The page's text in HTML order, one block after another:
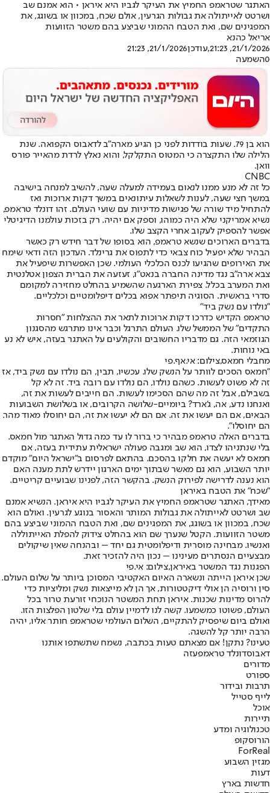
האתגר שטראמפ החמיץ את העיקר לגביו היא איראן • הוא אמנם שב
ושרטט לאייתולה את גבולות הגרעין, אולם שכח, במכוון או בשוגג, את
המפגינים שם, ואת הטבח ההמוני שביצע בהם משטר הזוועות
אריאל כהנא
21/1/2026, 21:23
,עודכן21/1/2026, 21:23
0השמעה
הוא בן 79. שעות בודדות לפני כן הגיע מארה"ב לדאבוס הקפואה. שנת
הלילה שלו התקצרה כי המטוס התקלקל, והוא נאלץ לרדת מהאייר פורס
וואן.
CNBC
כל זה לא מנע ממנו לנאום בעמידה למעלה שעה, להשיב למנחה בישיבה
במשך חצי שעה, לענות לשאלות עיתונאים במשך דקות ארוכות ואז
להתחיל מיד שורה של פגישות מדיניות עם שועי העולם. זהו דונלד טראמפ,
נשיא אמריקני שלא היה כמוהו, וספק אם יהיה. רק בזכות עולמנו הדיגיטלי
אפשר להספיק לעקוב אחרי הקצב שלו.
בדברים הארוכים שנשא טראמפ, הוא בסופו של דבר חידש רק כאשר
הבהיר שלא יפעיל כוח צבאי כדי לתפוס את גרינלד. העדכון הזה ודאי שימח
את האירופים שהגיעו לכנס הכלכלי העולמי. שכן האפשרות שיפעיל את
צבא ארה"ב נגד מדינה החברה בנאט"ו, זעזעה את הברית הצפון אטלנטית
ואת המערב בכלל. צפירת הארגעה שהשמיע בהחלט מחזירה למקומם
סדרי בראשית. הסוגיה תיפתר אפוא בכלים דיפלומטיים וכלכליים.
"נולדו עם נשק ביד"
טראמפ הקדיש כדרכו דקות ארוכות לתאר את ההצלחות "חסרות
התקדים" של הממשל שלו. העולם התרגל וכבר אינו מתרגש מהסגנון
הגוזמאי הזה. גם מדבריו החשובים והקולעים על האתגר בעזה, איש לא נע
באי נוחות.
מחבלי חמאס,צילום: אי.אף.פי
"חמאס הסכים לוותר על הנשק שלו. עכשיו, תבין, הם נולדו עם נשק ביד, אז
זה לא פשוט לעשות. כשהם נולדו, הם נולדו עם רובה ביד. זה לא קל
בשבילם, אבל זה מה שהם הסכימו לעשות. הם חייבים לעשות את זה,
ואנחנו נדע, אה, ג'ארד? ביומיים-שלושה הקרובים, או בשלושת השבועות
הבאים, אם הם יעשו את זה. אם הם לא יעשו את זה, הם יחוסלו מאוד מהר.
הם יחוסלו".
בדברים האלה טראמפ מבהיר כי ברור לו עד כמה גדול האתגר מול חמאס.
בלי שנתניהו לצדו, הוא שב ומגבה פעולה ישראלית עתידית בעזה, אם
חמאס לא יעשה את חלקו בהסכם. בהתאם לפרסום ב"ישראל היום" מוקדם
יותר השבוע, הוא גם מאשר שבתוך ימים הארגון יידרש לתת מענה האם
הוא נענה לדרישה לפירוק הנשק. בהקשר הזה, לפנינו שבועיים קריטיים.
"שכח" את הטבח באיראן
מאידך, האתגר שטראמפ החמיץ את העיקר לגביו היא איראן. הנשיא אמנם
שב ושרטט לאייתולה את גבולות המותר והאסור בנוגע לגרעין. ואולם הוא
שכח, במכוון או בשוגג, את המפגינים שם, ואת הטבח ההמוני שביצע בהם
משטר הזוועות. הקטל שנערך שם הוא בהחלט צידוק להפלת האייתוללה
ואנשיו. מבחינה מוסרית ודיפלומטית גם יחד – ובהנחה שאין שיקולים
מבצעיים הנסתרים מעינינו – נכון היה להזכיר זאת.
הפגנות נגד המשטר באיראן,צילום: אי.פי
שכן איראן הייתה ונשארה האיום האקטיבי המסוכן ביותר על שלום העולם.
סין ורוסיה הן אולי דיקטטורות, אך הן לא מייצאות נשק ומליציות כדי
להרוס מדינות שכנות. איראן תחת המשטר הנוכחי זורעת טרור בכל
העולם, פשוטו כמשמעו. קשה לנו לדמיין עולם בלי שלטון הפלצות הזו.
ואולם ביום שיפסיק להתקיים, השלום העולמי שטראמפ חותר אליו, יהיה
הרבה יותר קל להשגה.
טעינו? נתקן! אם מצאתם טעות בכתבה, נשמח שתשתפו אותנו
דאבוסדונלד טראמפעזה
מדורים
ספורט
תרבות ובידור
לייף סטייל
אוכל
תיירות
טכנולוגיה ומדע
הורוסקופ
ForReal
מגזין השבוע
דעות
חדשות בארץ